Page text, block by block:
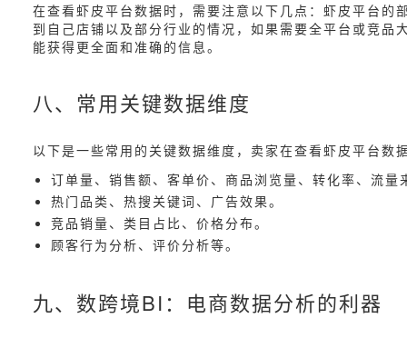
在查看虾皮平台数据时，需要注意以下几点：虾皮平台
到自己店铺以及部分行业的情况，如果需要全平台或竞品
能获得更全面和准确的信息。
八、常用关键数据维度
以下是一些常用的关键数据维度，卖家在查看虾皮平台数
订单量、销售额、客单价、商品浏览量、转化率、流量
热门品类、热搜关键词、广告效果。
竞品销量、类目占比、价格分布。
顾客行为分析、评价分析等。
九、数跨境BI：电商数据分析的利器